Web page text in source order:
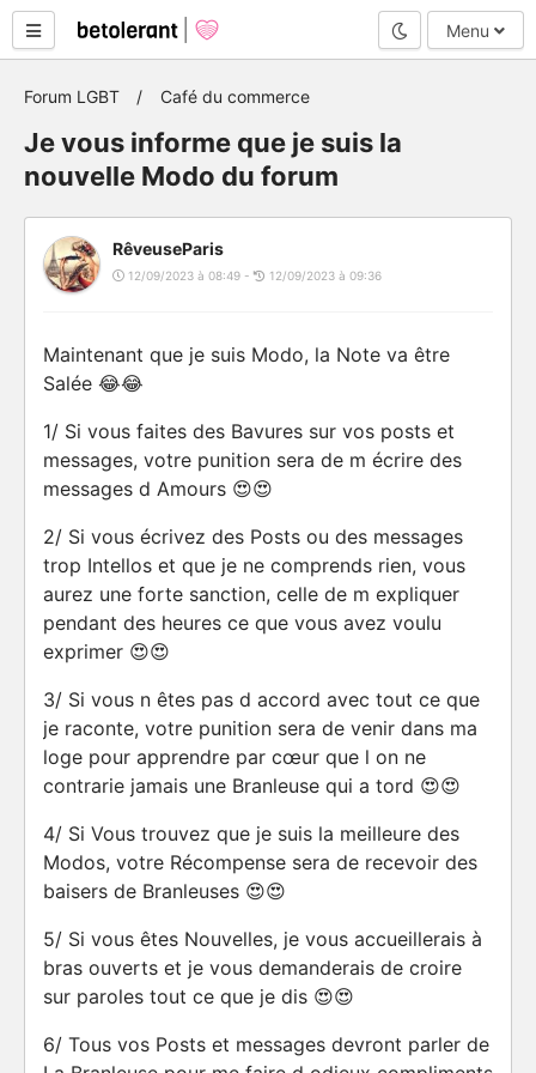
Mode nuit
Menu
Forum LGBT Café du commerce
Je vous informe que je suis la
nouvelle Modo du forum
RêveuseParis
12/09/2023 à 08:49 - 12/09/2023 à 09:36
Maintenant que je suis Modo, la Note va être
Salée 😂😂
1/ Si vous faites des Bavures sur vos posts et
messages, votre punition sera de m écrire des
messages d Amours 😍😍
2/ Si vous écrivez des Posts ou des messages
trop Intellos et que je ne comprends rien, vous
aurez une forte sanction, celle de m expliquer
pendant des heures ce que vous avez voulu
exprimer 😍😍
3/ Si vous n êtes pas d accord avec tout ce que
je raconte, votre punition sera de venir dans ma
loge pour apprendre par cœur que l on ne
contrarie jamais une Branleuse qui a tord 😍😍
4/ Si Vous trouvez que je suis la meilleure des
Modos, votre Récompense sera de recevoir des
baisers de Branleuses 😍😍
5/ Si vous êtes Nouvelles, je vous accueillerais à
bras ouverts et je vous demanderais de croire
sur paroles tout ce que je dis 😍😍
6/ Tous vos Posts et messages devront parler de